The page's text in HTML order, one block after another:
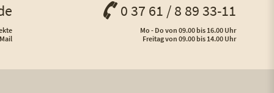
0 37 61 / 8 89 33-11
Mo - Do von 09.00 bis 16.00 Uhr
Freitag von 09.00 bis 14.00 Uhr